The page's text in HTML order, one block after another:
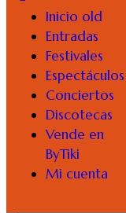
Inicio old
Entradas
Festivales
Espectáculos
Conciertos
Discotecas
Vende en
ByTiki
Mi cuenta